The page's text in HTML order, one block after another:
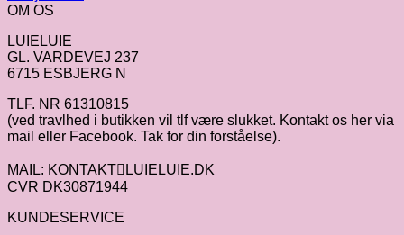
OM OS
LUIELUIE
GL. VARDEVEJ 237
6715 ESBJERG N
TLF. NR 61310815
(ved travlhed i butikken vil tlf være slukket. Kontakt os her via
mail eller Facebook. Tak for din forståelse).
MAIL: KONTAKTLUIELUIE.DK
CVR DK30871944
KUNDESERVICE